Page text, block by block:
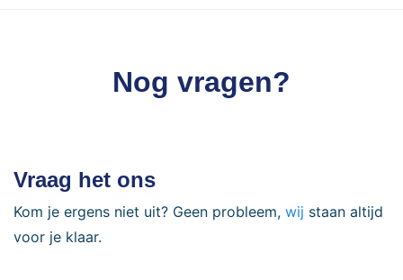
Nog vragen?
Vraag het ons
Kom je ergens niet uit? Geen probleem, wij staan altijd
voor je klaar.